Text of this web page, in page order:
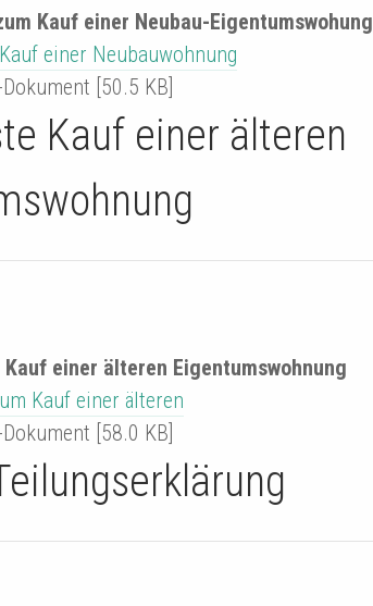
Kauf einer Neubau-Eigentumswohung
einer Neubauwohnung
[50.5 KB]
Kauf einer älteren
einer älteren Eigentumswohnung
Kauf einer älteren
[58.0 KB]